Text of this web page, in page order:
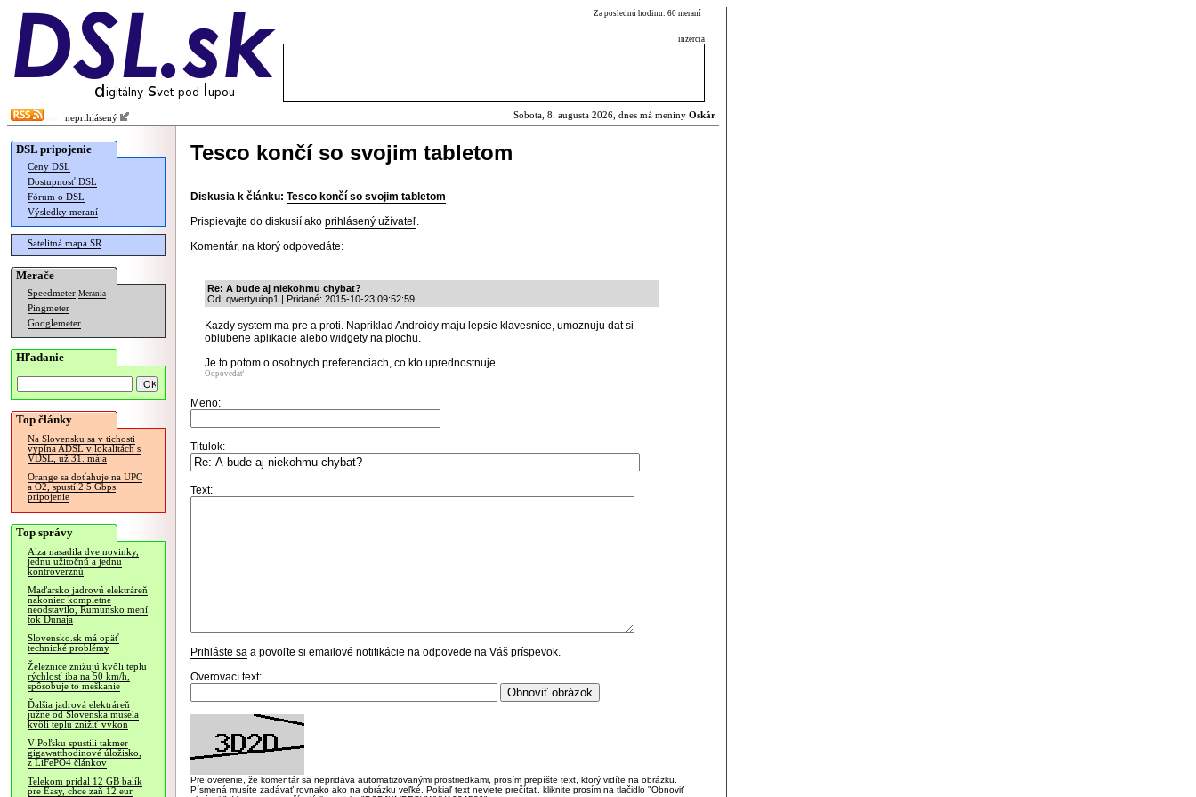
Za poslednú hodinu: 60 meraní
inzercia
neprihlásený Sobota, 8. augusta 2026, dnes má meniny Oskár
DSL pripojenie
Ceny DSL
Dostupnosť DSL
Fórum o DSL
Výsledky meraní
Satelitná mapa SR
Merače
Speedmeter Merania
Pingmeter
Googlemeter
Hľadanie
Top články
Na Slovensku sa v tichosti
vypína ADSL v lokalitách s
VDSL, už 31. mája
Orange sa doťahuje na UPC
a O2, spustí 2.5 Gbps
pripojenie
Top správy
Alza nasadila dve novinky,
jednu užitočnú a jednu
kontroverznú
Maďarsko jadrovú elektráreň
nakoniec kompletne
neodstavilo, Rumunsko mení
tok Dunaja
Slovensko.sk má opäť
technické problémy
Železnice znižujú kvôli teplu
rýchlosť iba na 50 km/h,
spôsobuje to meškanie
Ďalšia jadrová elektráreň
južne od Slovenska musela
kvôli teplu znížiť výkon
V Poľsku spustili takmer
gigawatthodinové úložisko,
z LiFePO4 článkov
Telekom pridal 12 GB balík
pre Easy, chce zaň 12 eur
Tesco končí so svojim tabletom
Diskusia k článku: Tesco končí so svojim tabletom
Prispievajte do diskusií ako prihlásený užívateľ.
Komentár, na ktorý odpovedáte:
Re: A bude aj niekohmu chybat?
Od: qwertyuiop1 | Pridané: 2015-10-23 09:52:59
Kazdy system ma pre a proti. Napriklad Androidy maju lepsie klavesnice, umoznuju dat si
oblubene aplikacie alebo widgety na plochu.
Je to potom o osobnych preferenciach, co kto uprednostnuje.
Odpovedať
Meno:
Titulok:
Text:
Prihláste sa a povoľte si emailové notifikácie na odpovede na Váš príspevok.
Overovací text:
Pre overenie, že komentár sa nepridáva automatizovanými prostriedkami, prosím prepíšte text, ktorý vidíte na obrázku.
Písmená musíte zadávať rovnako ako na obrázku veľké. Pokiaľ text neviete prečítať, kliknite prosím na tlačidlo "Obnoviť